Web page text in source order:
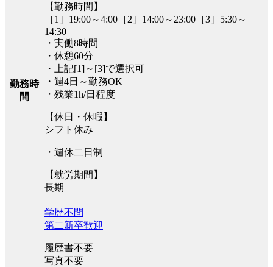
勤務時
間
【勤務時間】
［1］19:00～4:00［2］14:00～23:00［3］5:30～
14:30
・実働8時間
・休憩60分
・上記[1]～[3]で選択可
・週4日～勤務OK
・残業1h/日程度
【休日・休暇】
シフト休み
・週休二日制
【就労期間】
長期
学歴不問
第二新卒歓迎
履歴書不要
写真不要